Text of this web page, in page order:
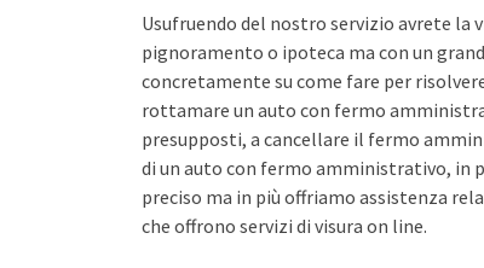
Usufruendo del nostro servizio avrete la
pignoramento o ipoteca ma con un
concretamente su come fare per
rottamare un auto con fermo
presupposti, a cancellare il fermo
di un auto con fermo amministrativo, in
preciso ma in più offriamo assistenza
che offrono servizi di visura on line.